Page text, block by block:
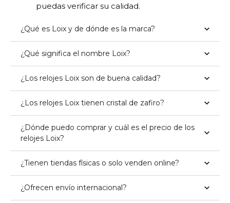
puedas verificar su calidad.
¿Qué es Loix y de dónde es la marca?
¿Qué significa el nombre Loix?
¿Los relojes Loix son de buena calidad?
¿Los relojes Loix tienen cristal de zafiro?
¿Dónde puedo comprar y cuál es el precio de los
relojes Loix?
¿Tienen tiendas físicas o solo venden online?
¿Ofrecen envío internacional?